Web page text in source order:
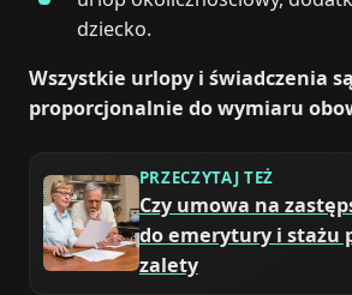
dziecko.
Wszystkie urlopy i świadczenia
proporcjonalnie do wymiaru
PRZECZYTAJ TEŻ
Czy umowa na
do emerytury i stażu
zalety